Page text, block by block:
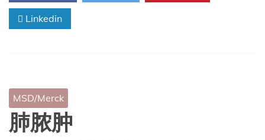
述
Linkedin
MSD/Merck
肺脓肿